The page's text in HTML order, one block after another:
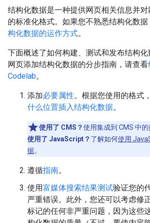
结构化数据是一种提供网页相关信息并
的标准化格式。如果您不熟悉结构化数
构化数据的运作方式。
下面概述了如何构建、测试和发布结构
网页添加结构化数据的分步指南，请查看
Codelab。
添加必要属性。根据您使用的格式
什么位置插入结构化数据。
使用了 CMS？使用集成到 CMS 中的
使用了 JavaScript？ 了解如何使用
据。
遵循指南。
使用富媒体搜索结果测试验证您的
严重错误。此外，您还可以考虑修
标记的任何非严重问题，因为这些